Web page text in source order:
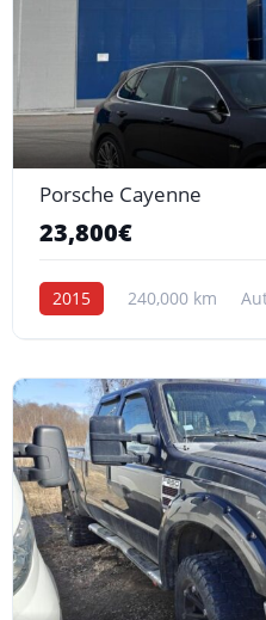
Porsche Cayenne
23,800€
2015 240,000 km